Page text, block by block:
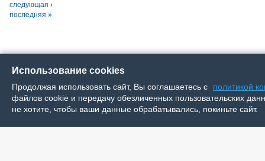
следующая ›
последняя »
Использование cookies
Продолжая использовать сайт, Вы соглашаетесь с
политикой
файлов cookie и передачу обезличенных пользовательских
не хотите, чтобы ваши данные обрабатывались, покиньте сайт.